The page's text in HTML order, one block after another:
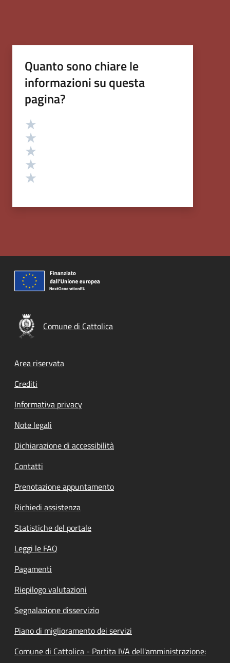
Quanto sono chiare le
informazioni su questa
pagina?
Valutazione
Comune di Cattolica
Footer menu
Area riservata
Crediti
Informativa privacy
Note legali
Dichiarazione di accessibilità
Contatti
Prenotazione appuntamento
Richiedi assistenza
Statistiche del portale
Leggi le FAQ
Pagamenti
Riepilogo valutazioni
Segnalazione disservizio
Piano di miglioramento dei servizi
Comune di Cattolica - Partita IVA dell'amministrazione: